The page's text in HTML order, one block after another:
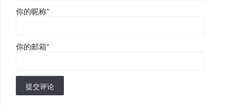
你的昵称*
你的邮箱*
提交评论